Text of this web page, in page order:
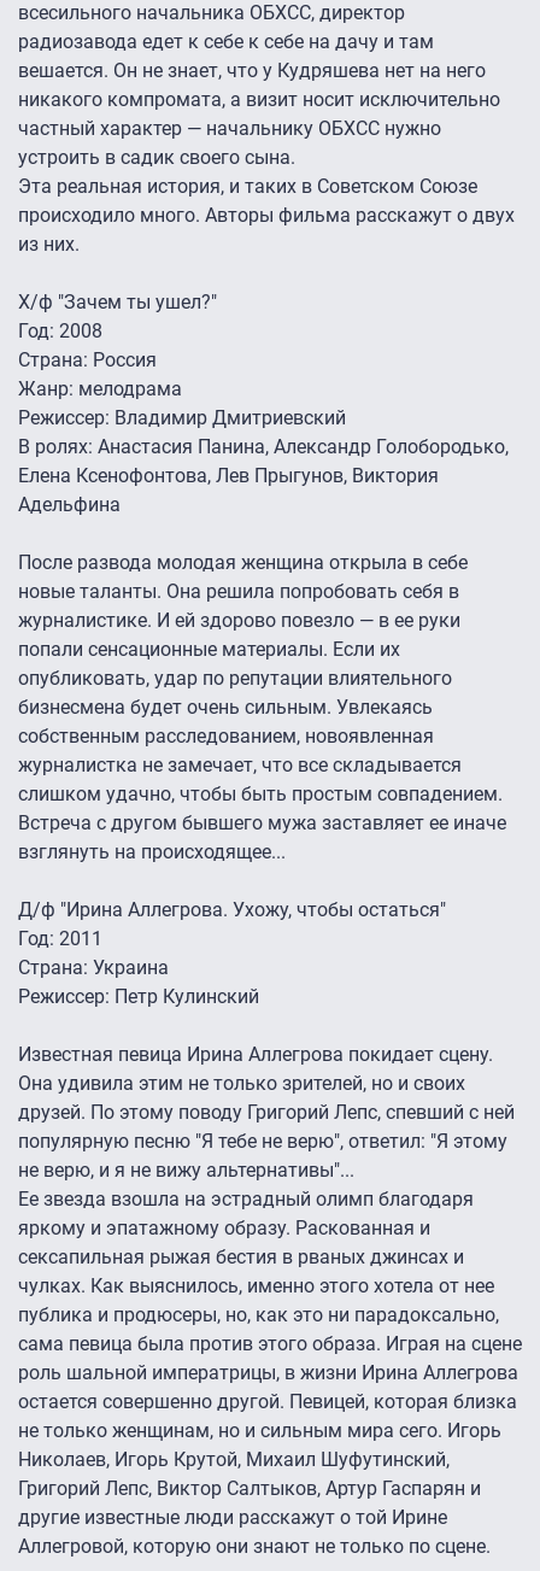
всесильного начальника ОБХСС, директор
радиозавода едет к себе к себе на дачу и там
вешается. Он не знает, что у Кудряшева нет на него
никакого компромата, а визит носит исключительно
частный характер — начальнику ОБХСС нужно
устроить в садик своего сына.
Эта реальная история, и таких в Советском Союзе
происходило много. Авторы фильма расскажут о двух
из них.
Х/ф "Зачем ты ушел?"
Год: 2008
Страна: Россия
Жанр: мелодрама
Режиссер: Владимир Дмитриевский
В ролях: Анастасия Панина, Александр Голобородько,
Елена Ксенофонтова, Лев Прыгунов, Виктория
Адельфина
После развода молодая женщина открыла в себе
новые таланты. Она решила попробовать себя в
журналистике. И ей здорово повезло — в ее руки
попали сенсационные материалы. Если их
опубликовать, удар по репутации влиятельного
бизнесмена будет очень сильным. Увлекаясь
собственным расследованием, новоявленная
журналистка не замечает, что все складывается
слишком удачно, чтобы быть простым совпадением.
Встреча с другом бывшего мужа заставляет ее иначе
взглянуть на происходящее...
Д/ф "Ирина Аллегрова. Ухожу, чтобы остаться"
Год: 2011
Страна: Украина
Режиссер: Петр Кулинский
Известная певица Ирина Аллегрова покидает сцену.
Она удивила этим не только зрителей, но и своих
друзей. По этому поводу Григорий Лепс, спевший с ней
популярную песню "Я тебе не верю", ответил: "Я этому
не верю, и я не вижу альтернативы"...
Ее звезда взошла на эстрадный олимп благодаря
яркому и эпатажному образу. Раскованная и
сексапильная рыжая бестия в рваных джинсах и
чулках. Как выяснилось, именно этого хотела от нее
публика и продюсеры, но, как это ни парадоксально,
сама певица была против этого образа. Играя на сцене
роль шальной императрицы, в жизни Ирина Аллегрова
остается совершенно другой. Певицей, которая близка
не только женщинам, но и сильным мира сего. Игорь
Николаев, Игорь Крутой, Михаил Шуфутинский,
Григорий Лепс, Виктор Салтыков, Артур Гаспарян и
другие известные люди расскажут о той Ирине
Аллегровой, которую они знают не только по сцене.